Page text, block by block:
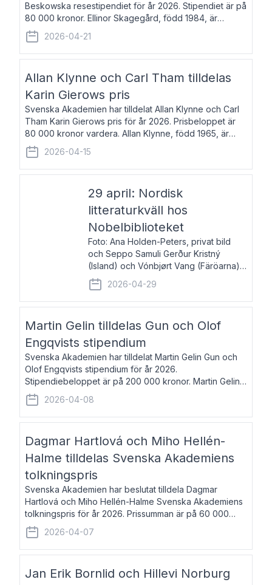
Beskowska resestipendiet för år 2026. Stipendiet är på
80 000 kronor. Ellinor Skagegård, född 1984, är
författare, journalist och musiker. Hon skriver
återkommande för Svenska Dagbladet, Ups
2026-04-21
Allan Klynne och Carl Tham tilldelas
Karin Gierows pris
Svenska Akademien har tilldelat Allan Klynne och Carl
Tham Karin Gierows pris för år 2026. Prisbeloppet är
80 000 kronor vardera. Allan Klynne, född 1965, är
arkeolog, författare, översättare och fil.dr i antikens
kultur och samhällsliv. Ut
2026-04-15
29 april: Nordisk
litteraturkväll hos
Nobelbiblioteket
Foto: Ana Holden-Peters, privat bild
och Seppo Samuli Gerður Kristný
(Island) och Vónbjørt Vang (Färöarna)
läser ur sina verk och samtalar med
John Swedenmark. De läser upp på
färöiska, isländska och svenska och
2026-04-29
Martin Gelin tilldelas Gun och Olof
Engqvists stipendium
Svenska Akademien har tilldelat Martin Gelin Gun och
Olof Engqvists stipendium för år 2026.
Stipendiebeloppet är på 200 000 kronor. Martin Gelin,
född 1978, är journalist och författare. Han lever
numera i Paris men var under många år bosat
2026-04-08
Dagmar Hartlová och Miho Hellén-
Halme tilldelas Svenska Akademiens
tolkningspris
Svenska Akademien har beslutat tilldela Dagmar
Hartlová och Miho Hellén-Halme Svenska Akademiens
tolkningspris för år 2026. Prissumman är på 60 000
kronor var. Dagmar Hartlová, född 1951, översätter
huvudsakligen från svenska till tjeckiska
2026-04-07
Jan Erik Bornlid och Hillevi Norburg